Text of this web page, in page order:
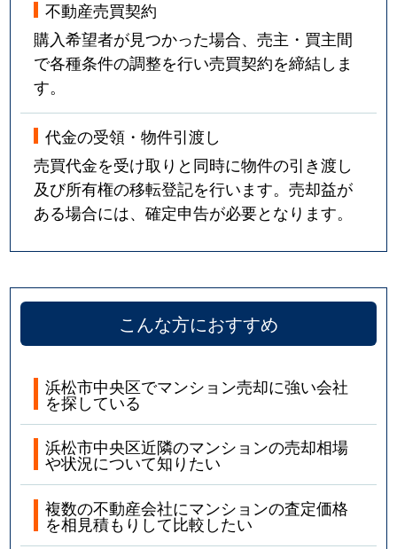
不動産売買契約
購入希望者が見つかった場合、売主・買主間
で各種条件の調整を行い売買契約を締結しま
す。
代金の受領・物件引渡し
売買代金を受け取りと同時に物件の引き渡し
及び所有権の移転登記を行います。売却益が
ある場合には、確定申告が必要となります。
こんな方におすすめ
浜松市中央区でマンション売却に強い会社
を探している
浜松市中央区近隣のマンションの売却相場
や状況について知りたい
複数の不動産会社にマンションの査定価格
を相見積もりして比較したい